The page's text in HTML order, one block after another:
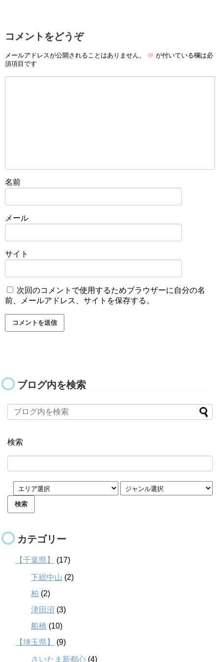
コメントをどうぞ
メールアドレスが公開されることはありません。 ※ が付いている欄は必
須項目です
名前
メール
サイト
次回のコメントで使用するためブラウザーに自分の名
前、メールアドレス、サイトを保存する。
ブログ内を検索
検索
カテゴリー
【千葉県】 (17)
下総中山 (2)
柏 (2)
津田沼 (3)
船橋 (10)
【埼玉県】
(9)
さいたま新都心 (4)